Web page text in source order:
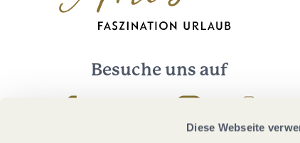
Diese Webseite
Besuche uns auf